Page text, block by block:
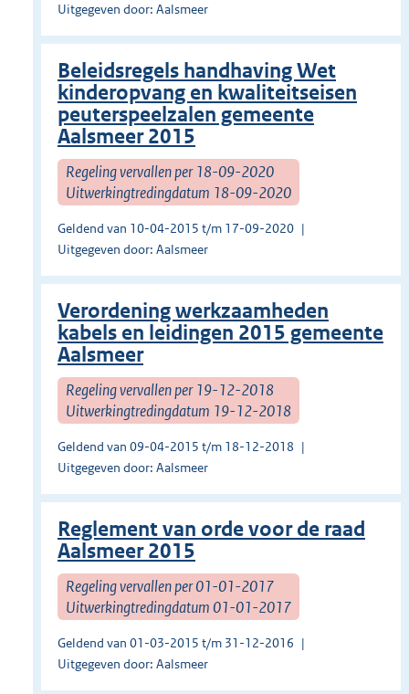
Uitgegeven door: Aalsmeer
Beleidsregels handhaving Wet
kinderopvang en kwaliteitseisen
peuterspeelzalen gemeente
Aalsmeer 2015
Regeling vervallen per 18-09-2020
Uitwerkingtredingdatum 18-09-2020
Geldend van 10-04-2015 t/m 17-09-2020
Uitgegeven door: Aalsmeer
Verordening werkzaamheden
kabels en leidingen 2015 gemeente
Aalsmeer
Regeling vervallen per 19-12-2018
Uitwerkingtredingdatum 19-12-2018
Geldend van 09-04-2015 t/m 18-12-2018
Uitgegeven door: Aalsmeer
Reglement van orde voor de raad
Aalsmeer 2015
Regeling vervallen per 01-01-2017
Uitwerkingtredingdatum 01-01-2017
Geldend van 01-03-2015 t/m 31-12-2016
Uitgegeven door: Aalsmeer